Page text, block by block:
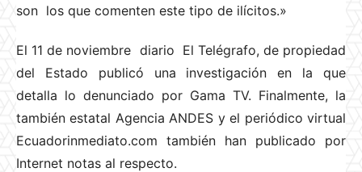
son los que comenten este tipo de ilícitos.»
El 11 de noviembre diario El Telégrafo, de propiedad
del Estado publicó una investigación en la que
detalla lo denunciado por Gama TV. Finalmente, la
también estatal Agencia ANDES y el periódico virtual
Ecuadorinmediato.com también han publicado por
Internet notas al respecto.